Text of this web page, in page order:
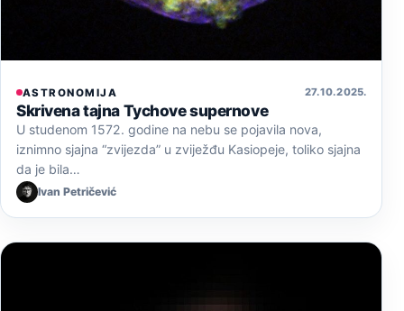
ASTRONOMIJA 27. 10. 2025.
Skrivena tajna Tychove supernove
U studenom 1572. godine na nebu se pojavila nova,
iznimno sjajna “zvijezda” u zviježđu Kasiopeje, toliko sjajna
da je bila…
Ivan Petričević